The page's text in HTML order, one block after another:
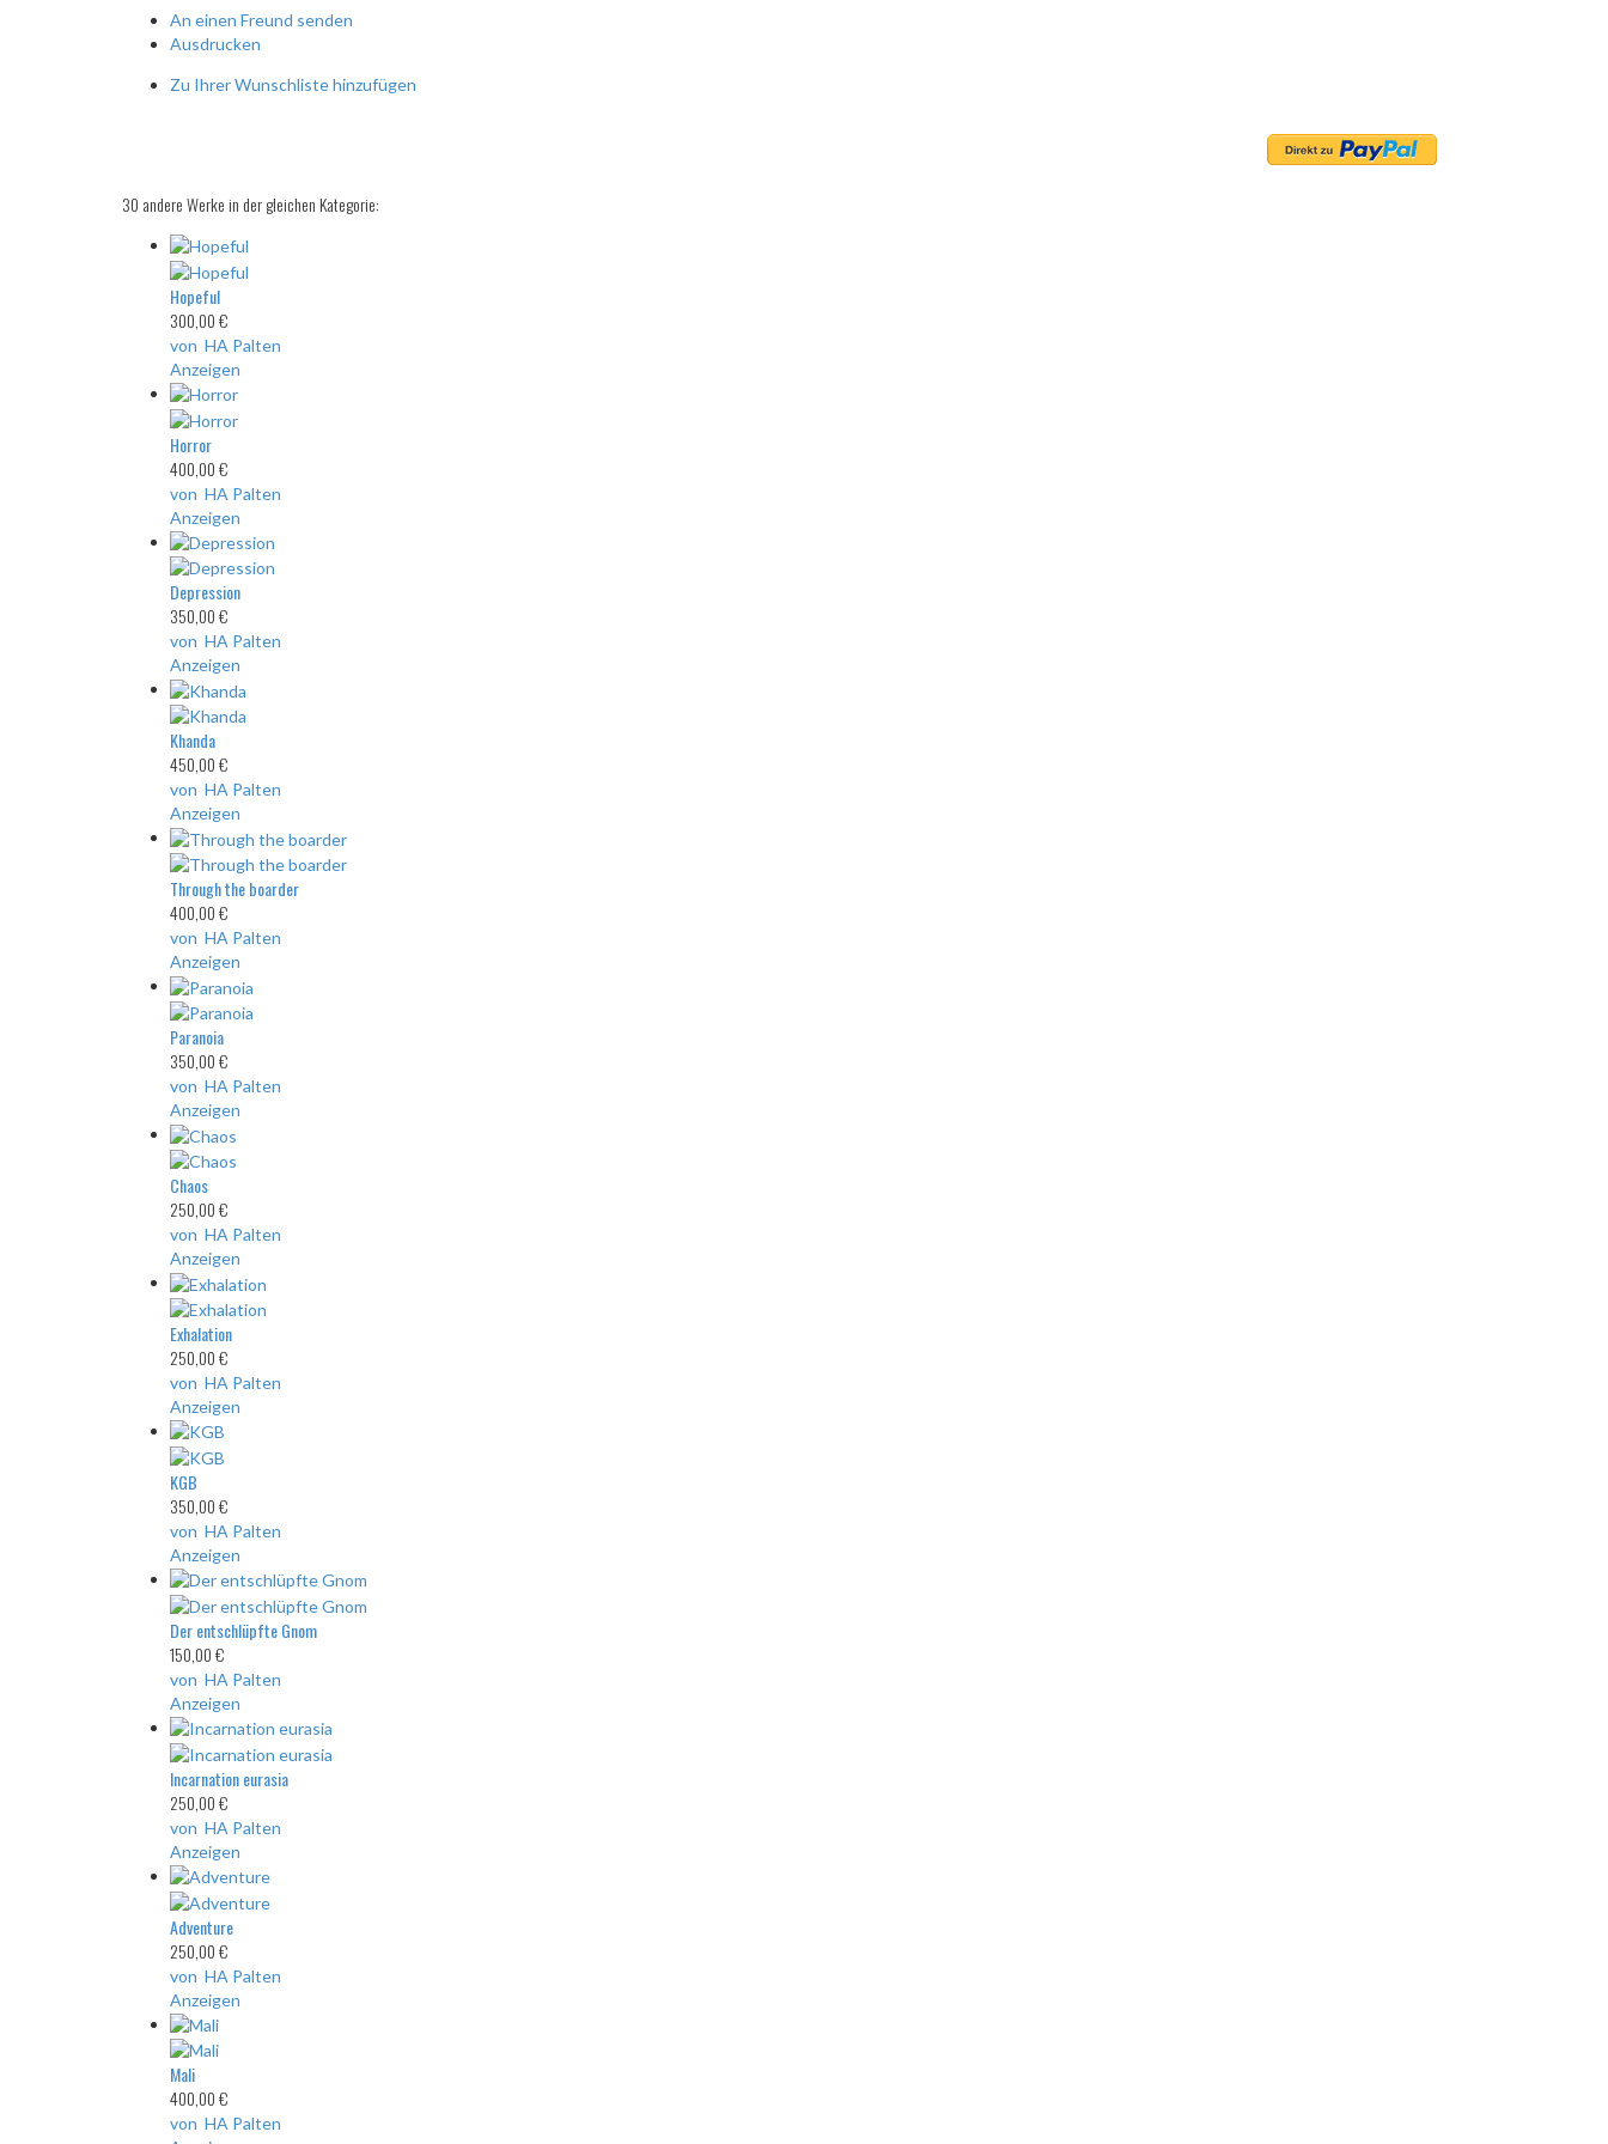
An einen Freund senden
Ausdrucken
Zu Ihrer Wunschliste hinzufügen
30 andere Werke in der gleichen Kategorie:
Hopeful
300,00 €
von HA Palten
Anzeigen
Horror
400,00 €
von HA Palten
Anzeigen
Depression
350,00 €
von HA Palten
Anzeigen
Khanda
450,00 €
von HA Palten
Anzeigen
Through the boarder
400,00 €
von HA Palten
Anzeigen
Paranoia
350,00 €
von HA Palten
Anzeigen
Chaos
250,00 €
von HA Palten
Anzeigen
Exhalation
250,00 €
von HA Palten
Anzeigen
KGB
350,00 €
von HA Palten
Anzeigen
Der entschlüpfte Gnom
150,00 €
von HA Palten
Anzeigen
Incarnation eurasia
250,00 €
von HA Palten
Anzeigen
Adventure
250,00 €
von HA Palten
Anzeigen
Mali
400,00 €
von HA Palten